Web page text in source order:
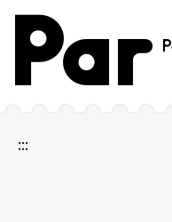
跳到主要內容區塊
網站導覽
:::